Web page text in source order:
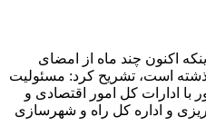
اکنون چند ماه از امضای
است، تشریح کرد: مسئولیت
با ادارات کل امور اقتصادی و
و اداره کل راه و شهرسازی